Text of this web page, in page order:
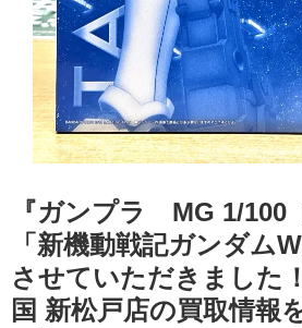
『ガンプラ MG 1/100
「新機動戦記ガンダム
させていただきました
国 新松戸店の買取情報